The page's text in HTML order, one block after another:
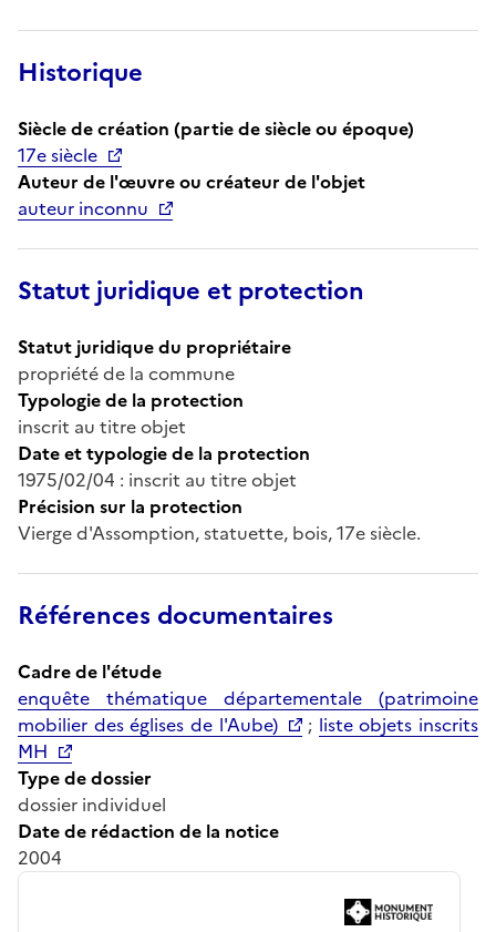
Historique
Siècle de création (partie de siècle ou époque)
17e siècle
Auteur de l'œuvre ou créateur de l'objet
auteur inconnu
Statut juridique et protection
Statut juridique du propriétaire
propriété de la commune
Typologie de la protection
inscrit au titre objet
Date et typologie de la protection
1975/02/04 : inscrit au titre objet
Précision sur la protection
Vierge d'Assomption, statuette, bois, 17e siècle.
Références documentaires
Cadre de l'étude
enquête thématique départementale (patrimoine
mobilier des églises de l'Aube)
; liste objets inscrits
MH
Type de dossier
dossier individuel
Date de rédaction de la notice
2004